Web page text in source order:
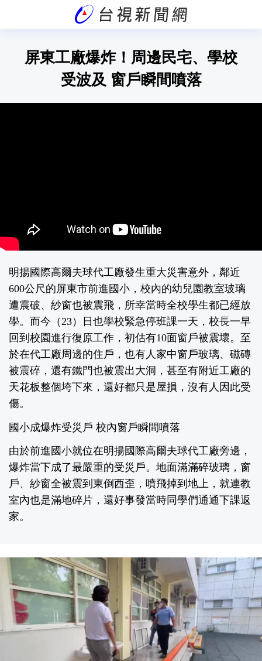
屏東工廠爆炸！周邊民宅、學校
受波及 窗戶瞬間噴落
明揚國際高爾夫球代工廠發生重大災害意外，鄰近
600公尺的屏東市前進國小，校內的幼兒園教室玻璃
遭震破、紗窗也被震飛，所幸當時全校學生都已經放
學。而今（23）日也學校緊急停班課一天，校長一早
回到校園進行復原工作，初估有10面窗戶被震壞。至
於在代工廠周邊的住戶，也有人家中窗戶玻璃、磁磚
被震碎，還有鐵門也被震出大洞，甚至有附近工廠的
天花板整個垮下來，還好都只是屋損，沒有人因此受
傷。
國小成爆炸受災戶 校內窗戶瞬間噴落
由於前進國小就位在明揚國際高爾夫球代工廠旁邊，
爆炸當下成了最嚴重的受災戶。地面滿滿碎玻璃，窗
戶、紗窗全被震到東倒西歪，噴飛掉到地上，就連教
室內也是滿地碎片，還好事發當時同學們通通下課返
家。